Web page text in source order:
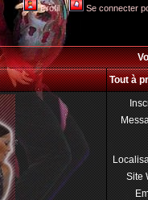
Profil Se connecter
Tout à
Site